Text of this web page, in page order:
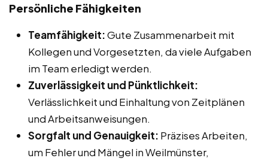
Persönliche Fähigkeiten
Teamfähigkeit:Gute Zusammenarbeit mit
Kollegen und Vorgesetzten, da viele Aufgaben
im Team erledigt werden.
Zuverlässigkeit und Pünktlichkeit:
Verlässlichkeit und Einhaltung von Zeitplänen
und Arbeitsanweisungen.
Sorgfalt und Genauigkeit: Präzises Arbeiten,
um Fehler und Mängel in Weilmünster,